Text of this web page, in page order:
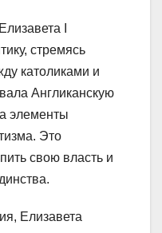
I
стремясь
католиками и
Англиканскую
элементы
Это
свою власть и
Елизавета